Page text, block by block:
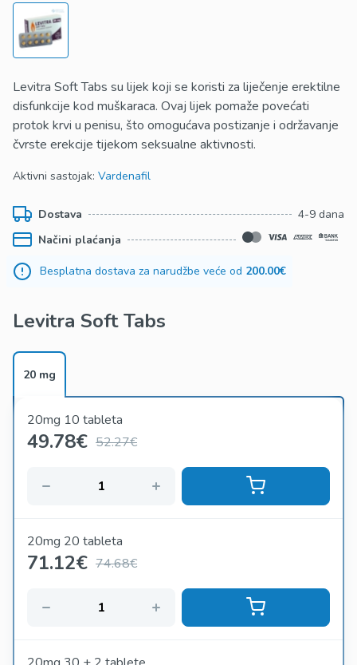
Levitra Soft Tabs su lijek koji se koristi za liječenje erektilne
disfunkcije kod muškaraca. Ovaj lijek pomaže povećati
protok krvi u penisu, što omogućava postizanje i održavanje
čvrste erekcije tijekom seksualne aktivnosti.
Aktivni sastojak: Vardenafil
Dostava
4-9 dana
Načini plaćanja
Besplatna dostava za narudžbe veće od 200.00€
Levitra Soft Tabs
20 mg
20mg 10 tableta
49.78€ 52.27€
20mg 20 tableta
71.12€ 74.68€